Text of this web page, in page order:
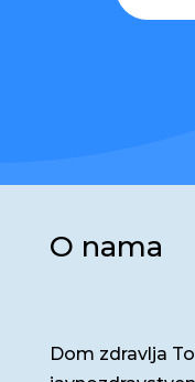
O nama
Dom zdravlja